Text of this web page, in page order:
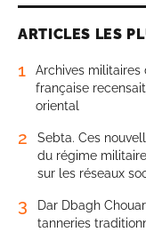
ARTICLES LES
1
Archives militaires
française
oriental
2
Sebta. Ces
du régime
sur les réseaux
3
Dar Dbagh
tanneries